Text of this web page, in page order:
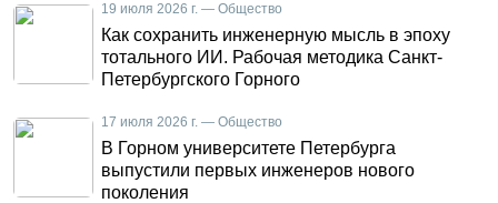
19 июля 2026 г. — Общество
Как сохранить инженерную мысль в эпоху
тотального ИИ. Рабочая методика Санкт-
Петербургского Горного
17 июля 2026 г. — Общество
В Горном университете Петербурга
выпустили первых инженеров нового
поколения